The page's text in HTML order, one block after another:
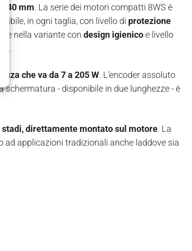
40 mm. La serie dei motori compatti 8WS è
in ogni taglia, con livello di protezione
nella variante con design igienicoe livello
che va da 7 a 205 W. L’encoder assoluto
- disponibile in due lunghezze - è
direttamente montato sul motore. La
ad applicazioni tradizionali anche laddove sia